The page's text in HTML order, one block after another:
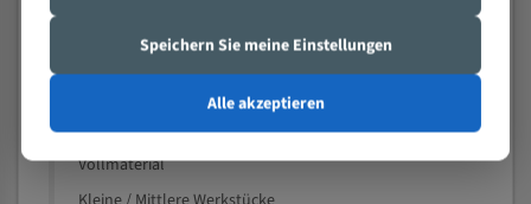
Nichteisenmetalle
Speziell entwickelt für Profile / Rohre
Vollmaterial
Speichern Sie meine Einstellungen
Alle akzeptieren